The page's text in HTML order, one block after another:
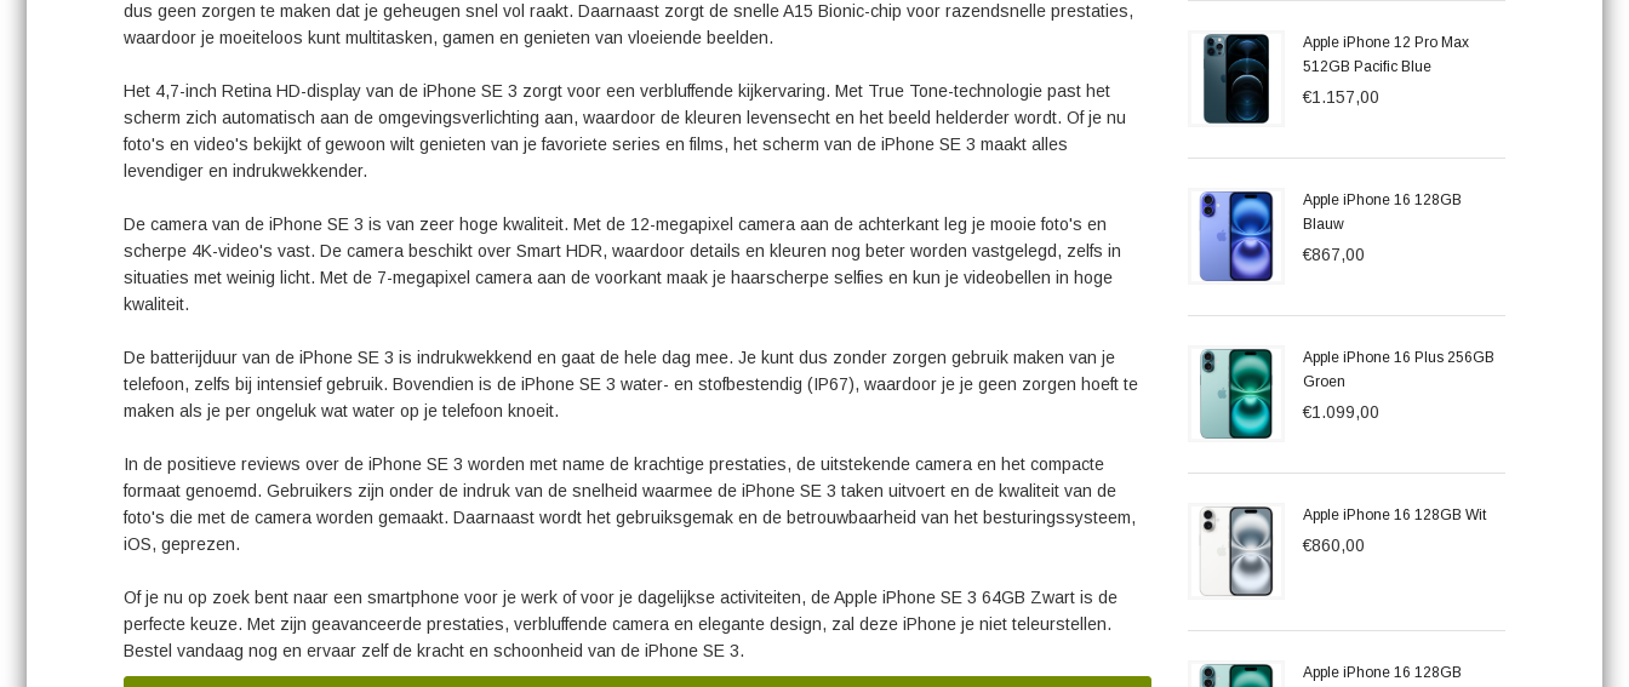
dus geen zorgen te maken dat je geheugen snel vol raakt. Daarnaast zorgt de snelle A15 Bionic-chip voor razendsnelle prestaties,
waardoor je moeiteloos kunt multitasken, gamen en genieten van vloeiende beelden.
Het 4,7-inch Retina HD-display van de iPhone SE 3 zorgt voor een verbluffende kijkervaring. Met True Tone-technologie past het
scherm zich automatisch aan de omgevingsverlichting aan, waardoor de kleuren levensecht en het beeld helderder wordt. Of je nu
foto's en video's bekijkt of gewoon wilt genieten van je favoriete series en films, het scherm van de iPhone SE 3 maakt alles
levendiger en indrukwekkender.
De camera van de iPhone SE 3 is van zeer hoge kwaliteit. Met de 12-megapixel camera aan de achterkant leg je mooie foto's en
scherpe 4K-video's vast. De camera beschikt over Smart HDR, waardoor details en kleuren nog beter worden vastgelegd, zelfs in
situaties met weinig licht. Met de 7-megapixel camera aan de voorkant maak je haarscherpe selfies en kun je videobellen in hoge
kwaliteit.
De batterijduur van de iPhone SE 3 is indrukwekkend en gaat de hele dag mee. Je kunt dus zonder zorgen gebruik maken van je
telefoon, zelfs bij intensief gebruik. Bovendien is de iPhone SE 3 water- en stofbestendig (IP67), waardoor je je geen zorgen hoeft te
maken als je per ongeluk wat water op je telefoon knoeit.
In de positieve reviews over de iPhone SE 3 worden met name de krachtige prestaties, de uitstekende camera en het compacte
formaat genoemd. Gebruikers zijn onder de indruk van de snelheid waarmee de iPhone SE 3 taken uitvoert en de kwaliteit van de
foto's die met de camera worden gemaakt. Daarnaast wordt het gebruiksgemak en de betrouwbaarheid van het besturingssysteem,
iOS, geprezen.
Of je nu op zoek bent naar een smartphone voor je werk of voor je dagelijkse activiteiten, de Apple iPhone SE 3 64GB Zwart is de
perfecte keuze. Met zijn geavanceerde prestaties, verbluffende camera en elegante design, zal deze iPhone je niet teleurstellen.
Bestel vandaag nog en ervaar zelf de kracht en schoonheid van de iPhone SE 3.
Apple iPhone 12 Pro Max
512GB Pacific Blue
€1.157,00
Apple iPhone 16 128GB
Blauw
€867,00
Apple iPhone 16 Plus 256GB
Groen
€1.099,00
Apple iPhone 16 128GB Wit
€860,00
Apple iPhone 16 128GB